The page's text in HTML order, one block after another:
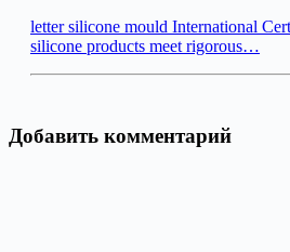
letter silicone mould International
silicone products meet rigorous…
Добавить комментарий